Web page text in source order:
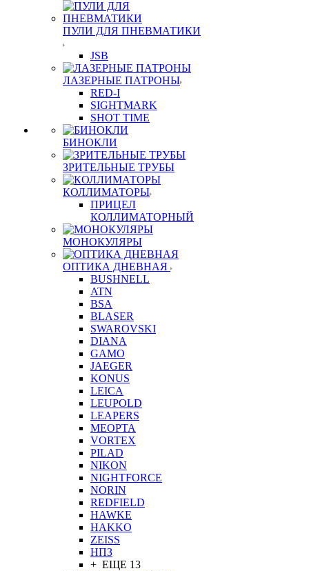
ПУЛИ ДЛЯ ПНЕВМАТИКИ
JSB
ЛАЗЕРНЫЕ ПАТРОНЫ
RED-I
SIGHTMARK
SHOT TIME
БИНОКЛИ
ЗРИТЕЛЬНЫЕ ТРУБЫ
КОЛЛИМАТОРЫ
ПРИЦЕЛ
КОЛЛИМАТОРНЫЙ
МОНОКУЛЯРЫ
ОПТИКА ДНЕВНАЯ
BUSHNELL
ATN
BSA
BLASER
SWAROVSKI
DIANA
GAMO
JAEGER
KONUS
LEICA
LEUPOLD
LEAPERS
MEOPTA
VORTEX
PILAD
NIKON
NIGHTFORCE
NORIN
REDFIELD
HAWKE
HAKKO
ZEISS
НПЗ
+ ЕЩЕ 13